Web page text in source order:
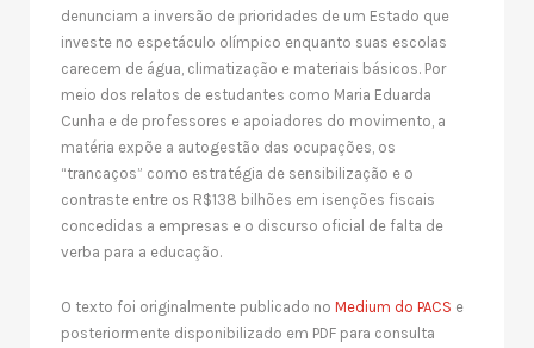
denunciam a inversão de prioridades de um Estado que
investe no espetáculo olímpico enquanto suas escolas
carecem de água, climatização e materiais básicos. Por
meio dos relatos de estudantes como Maria Eduarda
Cunha e de professores e apoiadores do movimento, a
matéria expõe a autogestão das ocupações, os
“trancaços” como estratégia de sensibilização e o
contraste entre os R$138 bilhões em isenções fiscais
concedidas a empresas e o discurso oficial de falta de
verba para a educação.
O texto foi originalmente publicado no Medium do PACS e
posteriormente disponibilizado em PDF para consulta